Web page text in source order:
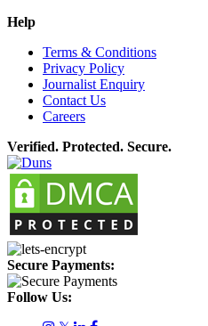
Help
Terms & Conditions
Privacy Policy
Journalist Enquiry
Contact Us
Careers
Verified. Protected. Secure.
Secure Payments:
Follow Us: